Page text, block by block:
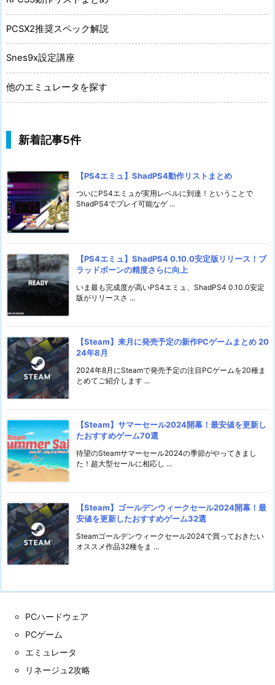
PCSX2推奨スペック解説
Snes9x設定講座
他のエミュレータを探す
新着記事5件
【PS4エミュ】ShadPS4動作リストまとめ
ついにPS4エミュが実用レベルに到達！ということで
ShadPS4でプレイ可能なゲ ...
【PS4エミュ】ShadPS4 0.10.0安定版リリース！ブ
ラッドボーンの精度さらに向上
いま最も完成度が高いPS4エミュ、ShadPS4 0.10.0安定
版がリリースさ ...
【Steam】来月に発売予定の新作PCゲームまとめ 20
24年8月
2024年8月にSteamで発売予定の注目PCゲームを20種ま
とめてご紹介します ...
【Steam】サマーセール2024開幕！最安値を更新し
たおすすめゲーム70選
待望のSteamサマーセール2024の季節がやってきまし
た！超大型セールに相応し ...
【Steam】ゴールデンウィークセール2024開幕！最
安値を更新したおすすめゲーム32選
Steamゴールデンウィークセール2024で買っておきたい
オススメ作品32種をま ...
PCハードウェア
PCゲーム
エミュレータ
リネージュ2攻略